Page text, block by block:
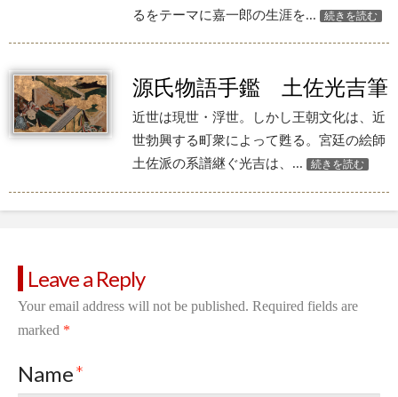
るをテーマに嘉一郎の生涯を...
続きを読む
源氏物語手鑑 土佐光吉筆
近世は現世・浮世。しかし王朝文化は、近
世勃興する町衆によって甦る。宮廷の絵師
土佐派の系譜継ぐ光吉は、...
続きを読む
Leave a Reply
Your email address will not be published. Required fields are
marked *
Name*